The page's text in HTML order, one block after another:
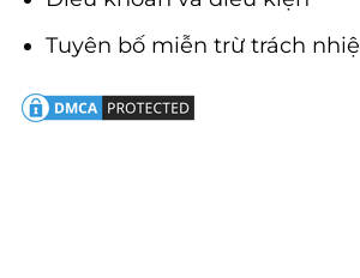
Tuyên bố miễn trừ trách